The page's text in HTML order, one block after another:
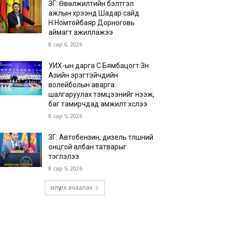
ЗГ: Өвөлжилтийн бэлтгэл
ажлын хүрээнд Шадар сайд
Н.Номтойбаяр Дорноговь
аймагт ажиллажээ
8 сар 6, 2026
УИХ-ын дарга С.Бямбацогт Зүүн
Азийн эрэгтэйчүүдийн
волейболын аварга
шалгаруулах тэмцээнийг нээж,
баг тамирчдад амжилт хүслээ
8 сар 5, 2026
ЗГ: Автобензин, дизель түлшний
онцгой албан татварыг
тэглэлээ
8 сар 5, 2026
илүү их ачаалах